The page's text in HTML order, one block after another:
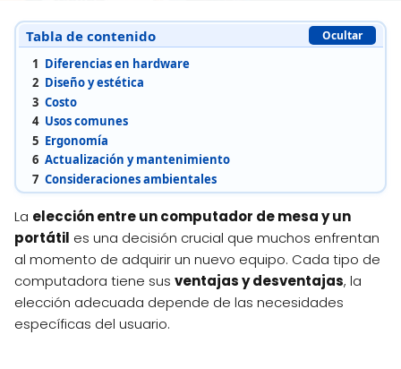
Tabla de contenido Ocultar
1 Diferencias en hardware
2 Diseño y estética
3 Costo
4 Usos comunes
5 Ergonomía
6 Actualización y mantenimiento
7 Consideraciones ambientales
La elección entre un computador de mesa y un
portátil es una decisión crucial que muchos enfrentan
al momento de adquirir un nuevo equipo. Cada tipo de
computadora tiene sus ventajas y desventajas, la
elección adecuada depende de las necesidades
específicas del usuario.